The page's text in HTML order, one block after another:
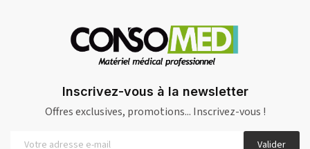
Inscrivez-vous à la newsletter
Offres exclusives, promotions... Inscrivez-vous !
Valider